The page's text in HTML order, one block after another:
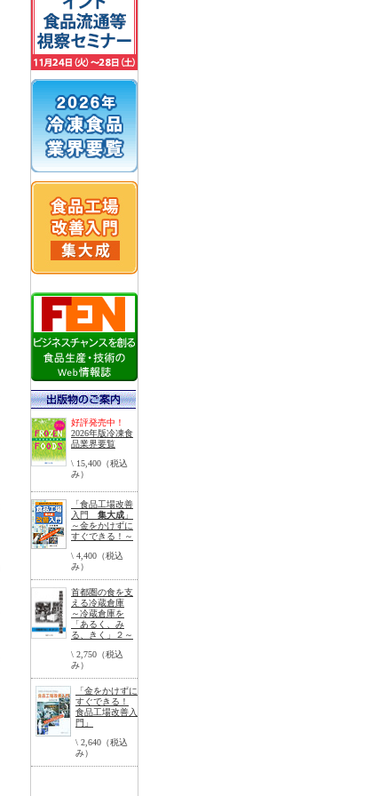
好評発売中！
2026年版冷凍食
品業界要覧
\ 15,400（税込
み）
「食品工場改善
入門 集大成 」
～金をかけずに
すぐできる！～
\ 4,400（税込
み）
首都圏の食を支
える冷蔵倉庫
～冷蔵倉庫を
「あるく、み
る、きく」２～
\ 2,750（税込
み）
「金をかけずに
すぐできる！
食品工場改善入
門」
\ 2,640（税込
み）